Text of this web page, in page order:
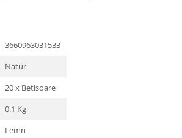
3660963031533
Natur
20 x Betisoare
0.1 Kg
Lemn